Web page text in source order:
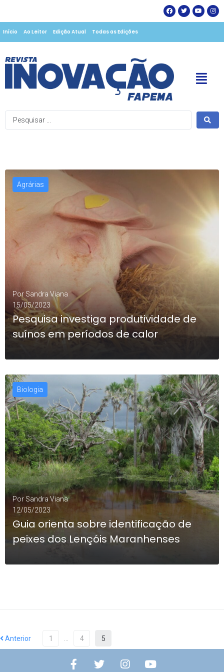
Início Ao Leitor Edição Atual Todas as Edições
Agrárias
Por Sandra Viana
15/05/2023
Pesquisa investiga produtividade de
suínos em períodos de calor
LEIA MAIS 0
Biologia
Por Sandra Viana
12/05/2023
Guia orienta sobre identificação de
peixes dos Lençóis Maranhenses
Anterior 1 4 5